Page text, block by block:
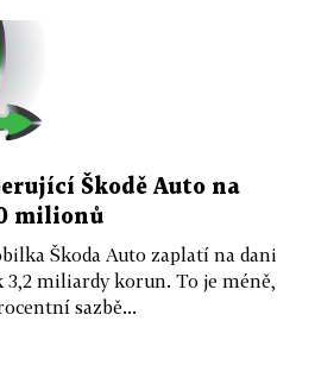
Škodě Auto na
milionů
Škoda Auto zaplatí na dani
miliardy korun. To je méně,
sazbě...